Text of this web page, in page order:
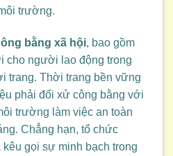
trường.
bằng xã hội, bao gồm
cho người lao động trong
trang. Thời trang bền vững
phải đối xử công bằng với
trường làm việc an toàn
Chẳng hạn, tổ chức
kêu gọi sự minh bạch trong